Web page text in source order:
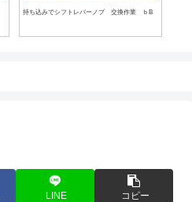
持ち込みでシフトレバーノブ 交換作業 ｂB
LINE コピー